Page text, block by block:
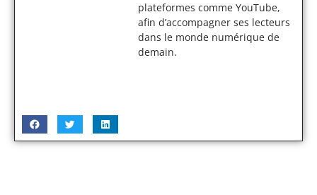
plateformes comme YouTube,
afin d’accompagner ses lecteurs
dans le monde numérique de
demain.